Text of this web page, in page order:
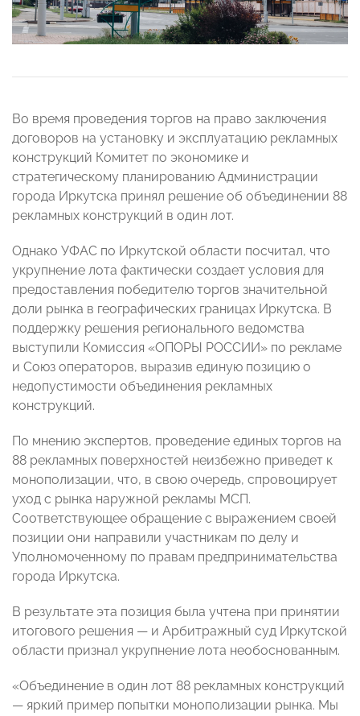
Во время проведения торгов на право заключения
договоров на установку и эксплуатацию рекламных
конструкций Комитет по экономике и
стратегическому планированию Администрации
города Иркутска принял решение об объединении 88
рекламных конструкций в один лот.
Однако УФАС по Иркутской области посчитал, что
укрупнение лота фактически создает условия для
предоставления победителю торгов значительной
доли рынка в географических границах Иркутска. В
поддержку решения регионального ведомства
выступили Комиссия «ОПОРЫ РОССИИ» по рекламе
и Союз операторов, выразив единую позицию о
недопустимости объединения рекламных
конструкций.
По мнению экспертов, проведение единых торгов на
88 рекламных поверхностей неизбежно приведет к
монополизации, что, в свою очередь, спровоцирует
уход с рынка наружной рекламы МСП.
Соответствующее обращение с выражением своей
позиции они направили участникам по делу и
Уполномоченному по правам предпринимательства
города Иркутска.
В результате эта позиция была учтена при принятии
итогового решения — и Арбитражный суд Иркутской
области признал укрупнение лота необоснованным.
«Объединение в один лот 88 рекламных конструкций
— яркий пример попытки монополизации рынка. Мы